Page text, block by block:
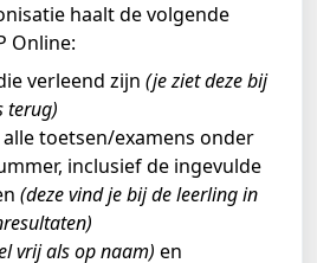
haalt de volgende
Online:
verleend zijn (je ziet deze bij
terug)
alle toetsen/examens onder
inclusief de ingevulde
(deze vind je bij de leerling in
vrij als op naam) en